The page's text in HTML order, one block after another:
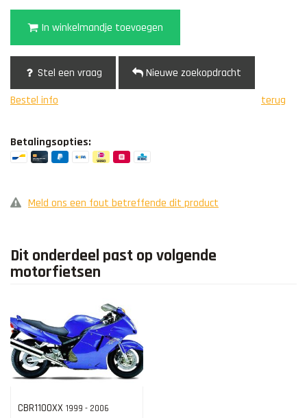
In winkelmandje toevoegen
Stel een vraag
Nieuwe zoekopdracht
Bestel info
terug
Betalingsopties:
Meld ons een fout betreffende dit product
Dit onderdeel past op volgende
motorfietsen
CBR1100XX 1999 - 2006